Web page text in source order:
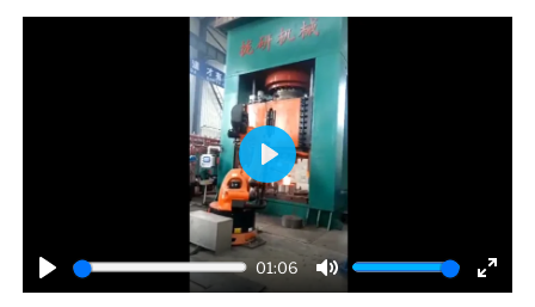
Play
01:06
Mute
Enter
Play